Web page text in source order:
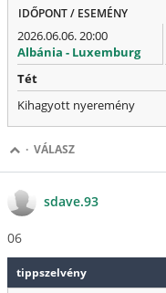
IDŐPONT / ESEMÉNY
2026.06.06. 20:00
Albánia - Luxemburg
Tét
Kihagyott nyeremény
· VÁLASZ
sdave.93
06
tippszelvény